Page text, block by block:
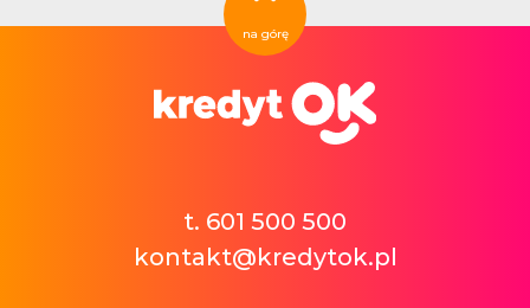
na górę
t. 601 500 500
kontakt@kredytok.pl